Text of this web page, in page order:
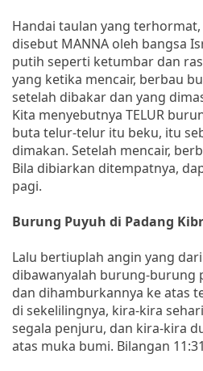
Handai taulan yang
disebut MANNA oleh bangsa
putih seperti ketumbar dan
yang ketika mencair, berbau
setelah dibakar dan yang
Kita menyebutnya TELUR
buta telur-telur itu beku, itu
dimakan. Setelah mencair,
Bila dibiarkan ditempatnya,
pagi.
Burung Puyuh di Padang
Lalu bertiuplah angin yang dari
dibawanyalah burung-burung
dan dihamburkannya ke atas
di sekelilingnya, kira-kira
segala penjuru, dan kira-kira
atas muka bumi. Bilangan 11:31